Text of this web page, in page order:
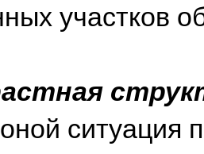
участков
ситуация